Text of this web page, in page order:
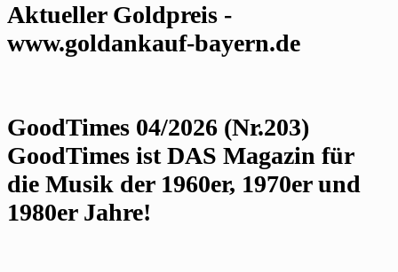
Aktueller Goldpreis -
www.goldankauf-bayern.de
GoodTimes 04/2026 (Nr.203)
GoodTimes ist DAS Magazin für
die Musik der 1960er, 1970er und
1980er Jahre!